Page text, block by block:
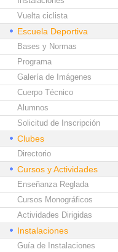
Vuelta ciclista
Escuela Deportiva
Bases y Normas
Programa
Galería de Imágenes
Cuerpo Técnico
Alumnos
Solicitud de Inscripción
Clubes
Directorio
Cursos y Actividades
Enseñanza Reglada
Cursos Monográficos
Actividades Dirigidas
Instalaciones
Guía de Instalaciones